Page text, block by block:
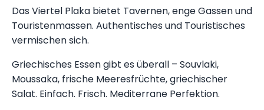
Das Viertel Plaka bietet Tavernen, enge Gassen und
Touristenmassen. Authentisches und Touristisches
vermischen sich.
Griechisches Essen gibt es überall – Souvlaki,
Moussaka, frische Meeresfrüchte, griechischer
Salat. Einfach. Frisch. Mediterrane Perfektion.